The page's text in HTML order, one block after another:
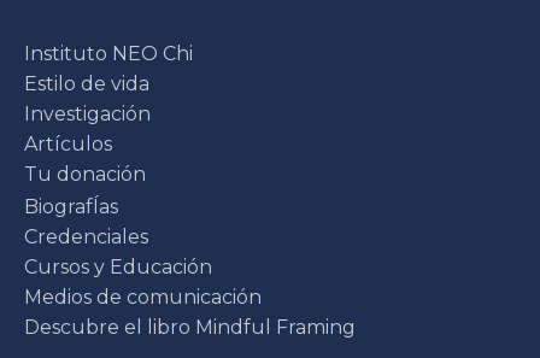
Instituto NEO Chi
Estilo de vida
Investigación
Artículos
Tu donación
BiografÍas
Credenciales
Cursos y Educación
Medios de comunicación
Descubre el libro Mindful Framing